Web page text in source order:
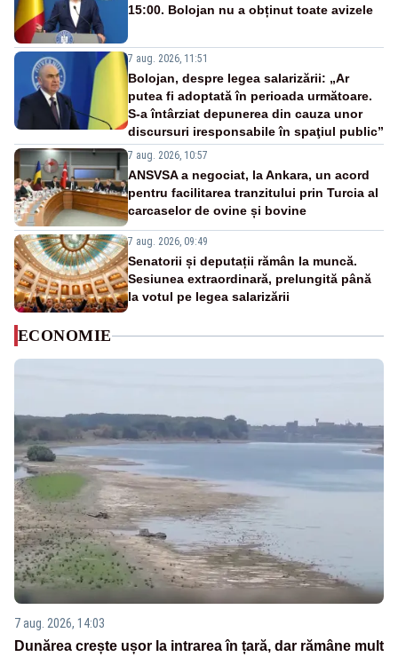
15:00. Bolojan nu a obținut toate avizele
7 aug. 2026, 11:51
Bolojan, despre legea salarizării: „Ar
putea fi adoptată în perioada următoare.
S-a întârziat depunerea din cauza unor
discursuri iresponsabile în spaţiul public”
7 aug. 2026, 10:57
ANSVSA a negociat, la Ankara, un acord
pentru facilitarea tranzitului prin Turcia al
carcaselor de ovine și bovine
7 aug. 2026, 09:49
Senatorii și deputații rămân la muncă.
Sesiunea extraordinară, prelungită până
la votul pe legea salarizării
ECONOMIE
7 aug. 2026, 14:03
Dunărea crește ușor la intrarea în țară, dar rămâne mult